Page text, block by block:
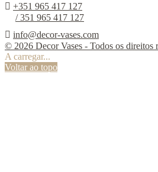
 +351 965 417 127
/ 351 965 417 127
 info@decor-vases.com
© 2026 Decor Vases - Todos os direitos
A carregar...
Voltar ao topo